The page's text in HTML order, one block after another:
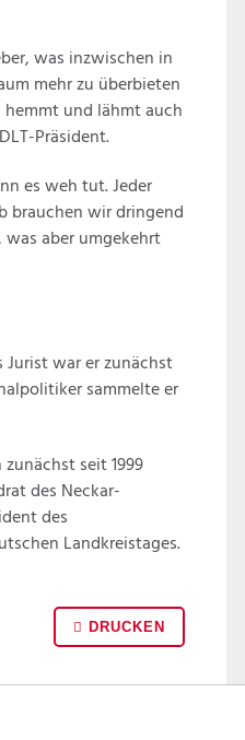
was inzwischen in
mehr zu überbieten
und lähmt auch
Präsident.
es weh tut. Jeder
brauchen wir dringend
aber umgekehrt
war er zunächst
sammelte er
seit 1999
des Neckar-
des
Landkreistages.
DRUCKEN